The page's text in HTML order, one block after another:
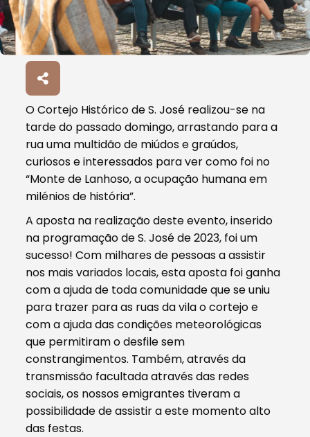
O Cortejo Histórico de S. José realizou-se na
tarde do passado domingo, arrastando para a
rua uma multidão de miúdos e graúdos,
curiosos e interessados para ver como foi no
“Monte de Lanhoso, a ocupação humana em
milénios de história”.
A aposta na realização deste evento, inserido
na programação de S. José de 2023, foi um
sucesso! Com milhares de pessoas a assistir
nos mais variados locais, esta aposta foi ganha
com a ajuda de toda comunidade que se uniu
para trazer para as ruas da vila o cortejo e
com a ajuda das condições meteorológicas
que permitiram o desfile sem
constrangimentos. Também, através da
transmissão facultada através das redes
sociais, os nossos emigrantes tiveram a
possibilidade de assistir a este momento alto
das festas.